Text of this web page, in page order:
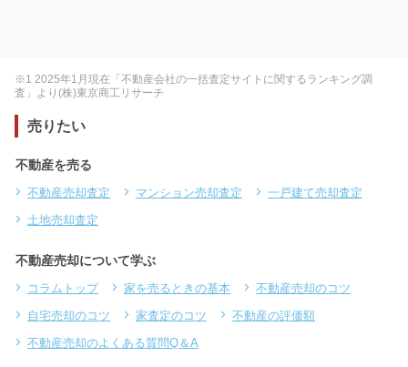
※1 2025年1月現在「不動産会社の一括査定サイトに関するランキング調
査」より(株)東京商工リサーチ
売りたい
不動産を売る
不動産売却査定 マンション売却査定
一戸建て売却査定
土地売却査定
不動産売却について学ぶ
コラムトップ 家を売るときの基本
不動産売却のコツ
自宅売却のコツ
家査定のコツ
不動産の評価額
不動産売却のよくある質問Q＆A